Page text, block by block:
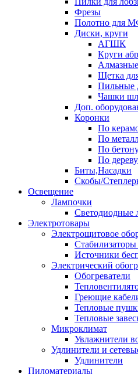
Фрезы
Полотно для
Диски, круги
АГШК
Круги
Щетка
Пильные
Чашки
Доп.
Коронки
По
По
По
По дереву
Биты,Насадки
Скобы/
Освещение
Лампочки
Светодиодные
Электротовары
Электрощитовое
Источники
Электрический
Обогреватели
Греющие
Тепловые
Тепловые
Микроклимат
Увлажнители
Удлинители и
Удлинители
Пиломатериалы